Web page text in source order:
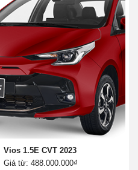
Vios 1.5E CVT 2023
Giá từ: 488.000.000₫